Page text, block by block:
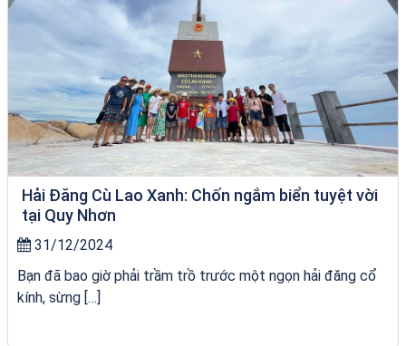
Hải Đăng Cù Lao Xanh: Chốn ngắm biển tuyệt vời
tại Quy Nhơn
31/12/2024
Bạn đã bao giờ phải trầm trồ trước một ngọn hải đăng cổ
kính, sừng […]